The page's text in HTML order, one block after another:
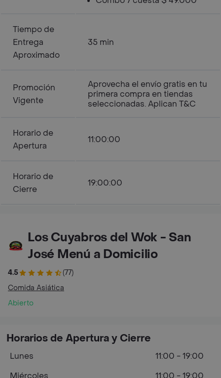
Tiempo de
Entrega
Aproximado
35 min
Promoción
Vigente
Aprovecha el envío gratis en tu
primera compra en tiendas
seleccionadas. Aplican T&C
Horario de
Apertura
11:00:00
Horario de
Cierre
19:00:00
Los Cuyabros del Wok - San
José Menú a Domicilio
4.5
(77)
Comida Asiática
Abierto
Horarios de Apertura y Cierre
Lunes
11:00 - 19:00
Miércoles
11:00 - 19:00